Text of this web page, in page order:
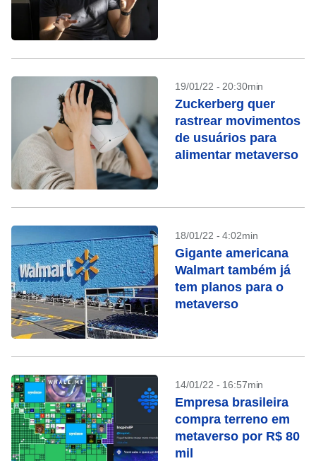
19/01/22 - 20:30min
Zuckerberg quer
rastrear movimentos
de usuários para
alimentar metaverso
18/01/22 - 4:02min
Gigante americana
Walmart também já
tem planos para o
metaverso
14/01/22 - 16:57min
Empresa brasileira
compra terreno em
metaverso por R$ 80
mil